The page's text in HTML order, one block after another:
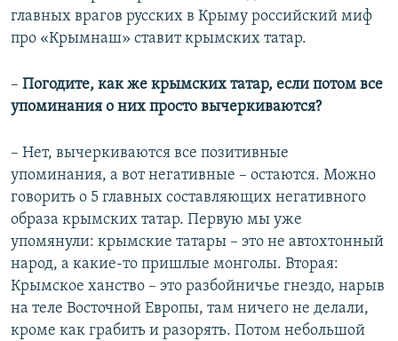
главных врагов русских в Крыму российский миф
про «Крымнаш» ставит крымских татар.
– Погодите, как же крымских татар, если потом все
упоминания о них просто вычеркиваются?
– Нет, вычеркиваются все позитивные
упоминания, а вот негативные – остаются. Можно
говорить о 5 главных составляющих негативного
образа крымских татар. Первую мы уже
упомянули: крымские татары – это не автохтонный
народ, а какие-то пришлые монголы. Вторая:
Крымское ханство – это разбойничье гнездо, нарыв
на теле Восточной Европы, там ничего не делали,
кроме как грабить и разорять. Потом небольшой